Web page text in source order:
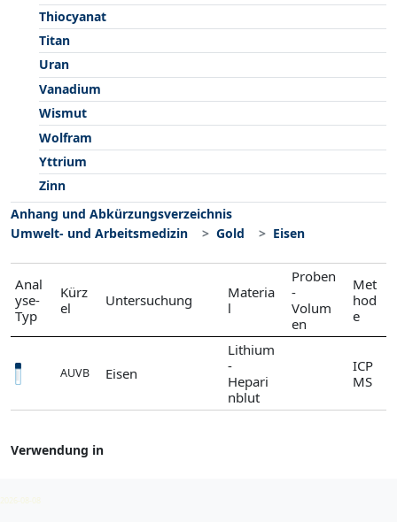
Thiocyanat
Titan
Uran
Vanadium
Wismut
Wolfram
Yttrium
Zinn
Anhang und Abkürzungsverzeichnis
Umwelt- und Arbeitsmedizin
Gold Eisen
Anal
yse-
Typ
Kürz
el
Untersuchung
Materia
l
Proben
-
Volum
en
Met
hod
e
AUVB Eisen
Lithium
-
Hepari
nblut
ICP
MS
Verwendung in
2026-08-08